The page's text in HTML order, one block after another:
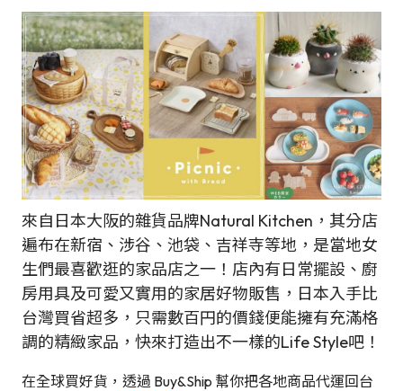
來自日本大阪的雜貨品牌Natural Kitchen，其分店
遍布在新宿、涉谷、池袋、吉祥寺等地，是當地女
生們最喜歡逛的家品店之一！店內有日常擺設、廚
房用具及可愛又實用的家居好物販售，日本入手比
台灣買省超多，只需數百円的價錢便能擁有充滿格
調的精緻家品，快來打造出不一樣的Life Style吧！
在全球買好貨，透過 Buy&Ship 幫你把各地商品代運回台